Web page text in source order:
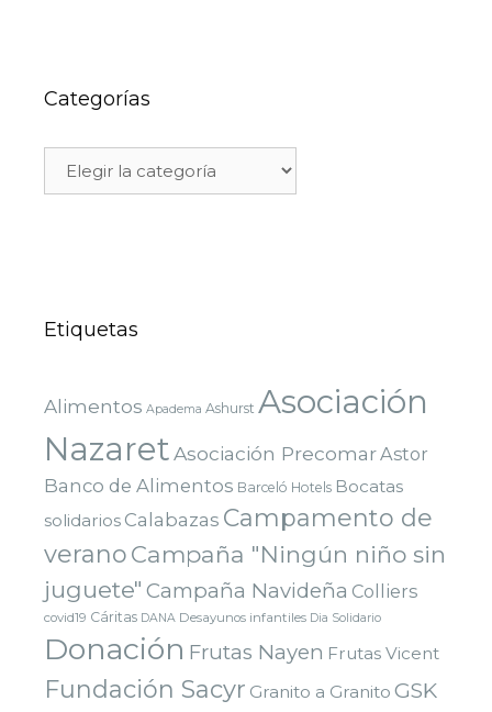
Categorías
Etiquetas
Alimentos Apadema Ashurst Asociación
NazaretAsociación PrecomarAstor
Banco de Alimentos Barceló Hotels Bocatas
solidarios Calabazas Campamento de
verano Campaña "Ningún niño sin
juguete" Campaña Navideña Colliers
covid19 Cáritas DANA Desayunos infantiles Dia Solidario
Donación Frutas Nayen Frutas Vicent
Fundación Sacyr Granito a Granito GSK